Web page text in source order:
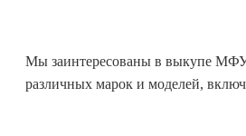
Мы заинтересованы в выкупе
различных марок и моделей,